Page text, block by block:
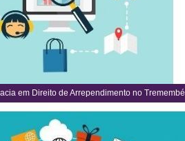
em Direito de Arrependimento no Tremembé